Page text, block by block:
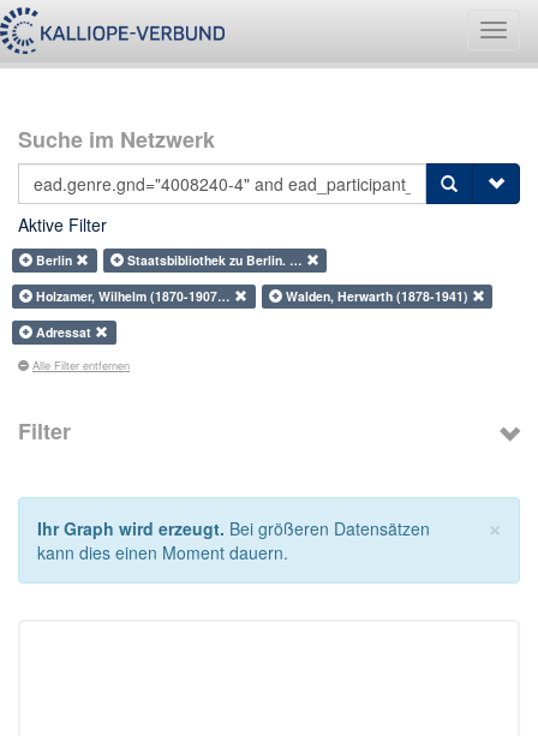
Suche im Netzwerk
Aktive Filter
Berlin
Staatsbibliothek zu Berlin. …
Holzamer, Wilhelm (1870-1907…
Walden, Herwarth (1878-1941)
Adressat
Alle Filter entfernen
Filter
×
Ihr Graph wird erzeugt. Bei größeren Datensätzen
kann dies einen Moment dauern.